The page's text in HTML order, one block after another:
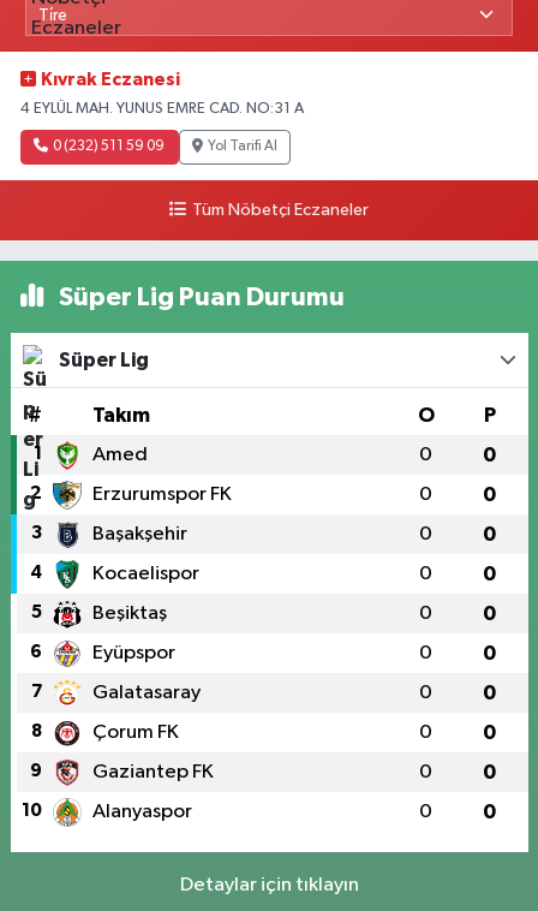
Kıvrak Eczanesi
4 EYLÜL MAH. YUNUS EMRE CAD. NO:31 A
0 (232) 511 59 09 Yol Tarifi Al
Tüm Nöbetçi Eczaneler
Süper Lig Puan Durumu
Süper Lig
# Takım O P
1 Amed 0 0
2 Erzurumspor FK 0 0
3 Başakşehir 0 0
4 Kocaelispor 0 0
5 Beşiktaş 0 0
6 Eyüpspor 0 0
7 Galatasaray 0 0
8 Çorum FK 0 0
9 Gaziantep FK 0 0
10 Alanyaspor 0 0
Detaylar için tıklayın